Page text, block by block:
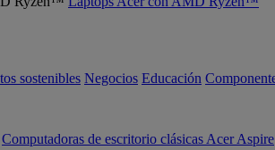
sostenibles Negocios Educación
Computadoras de escritorio clásicas Acer Aspire